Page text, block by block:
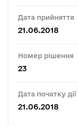
Дата прийняття
21.06.2018
Номер рішення
23
Дата початку дії
21.06.2018